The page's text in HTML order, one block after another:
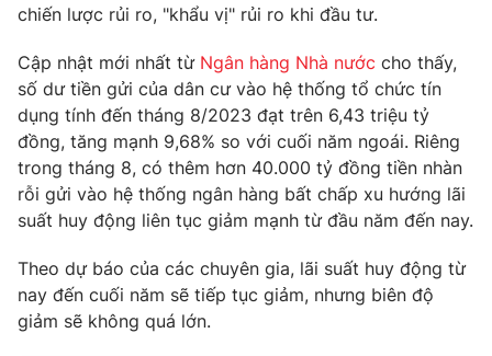
chiến lược rủi ro, "khẩu vị" rủi ro khi đầu tư.
Cập nhật mới nhất từ Ngân hàng Nhà nước cho thấy,
số dư tiền gửi của dân cư vào hệ thống tổ chức tín
dụng tính đến tháng 8/2023 đạt trên 6,43 triệu tỷ
đồng, tăng mạnh 9,68% so với cuối năm ngoái. Riêng
trong tháng 8, có thêm hơn 40.000 tỷ đồng tiền nhàn
rỗi gửi vào hệ thống ngân hàng bất chấp xu hướng lãi
suất huy động liên tục giảm mạnh từ đầu năm đến nay.
Theo dự báo của các chuyên gia, lãi suất huy động từ
nay đến cuối năm sẽ tiếp tục giảm, nhưng biên độ
giảm sẽ không quá lớn.